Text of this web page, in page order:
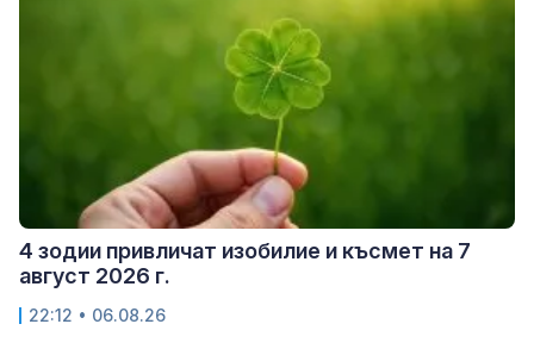
4 зодии привличат изобилие и късмет на 7
август 2026 г.
22:12 • 06.08.26